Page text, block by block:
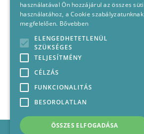
Impresszum
használatával Ön hozzájárul az összes süti
használatához, a Cookie szabályzatunknak
megfelelően. Bővebben
ELENGEDHETETLENÜL
SZÜKSÉGES
TELJESÍTMÉNY
CÉLZÁS
FUNKCIONALITÁS
BESOROLATLAN
ÖSSZES ELFOGADÁSA